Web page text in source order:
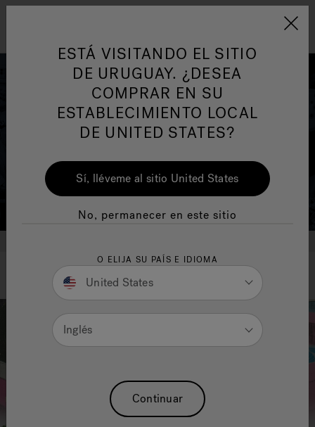
Jacuzzi&reg; Latin
Responsabilidad Social
HIDROMASAJE
ESTÁ VISITANDO EL SITIO
DE URUGUAY. ¿DESEA
COMPRAR EN SU
ESTABLECIMIENTO LOCAL
DE UNITED STATES?
Sí, lléveme al sitio United States
No, permanecer en este sitio
O ELIJA SU PAÍS E IDIOMA
United States
Inglés
Continuar